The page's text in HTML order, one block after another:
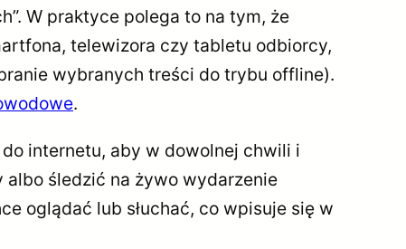
W praktyce polega to na tym, że
telewizora czy tabletu odbiorcy,
wybranych treści do trybu offline).
.
internetu, aby w dowolnej chwili i
śledzić na żywo wydarzenie
oglądać lub słuchać, co wpisuje się w